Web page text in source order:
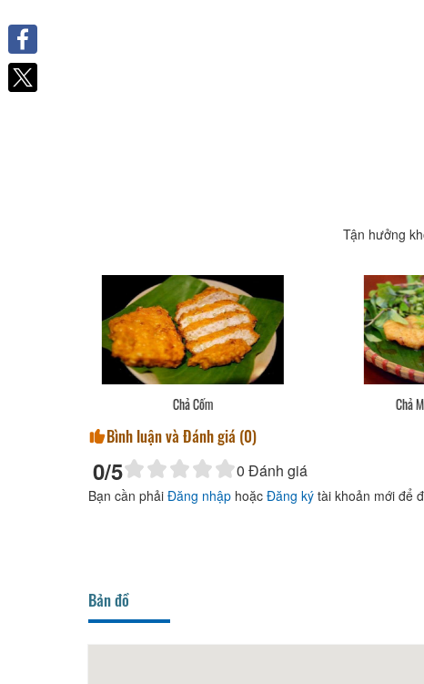
Tận hưởng
Chả Mực Không Phơi Nắng
Bình luận và Đánh giá (0)
0/5 0 Đánh giá
Bạn cần phải Đăng nhập hoặc Đăng ký tài khoản mới để
Bản đồ
Facebook